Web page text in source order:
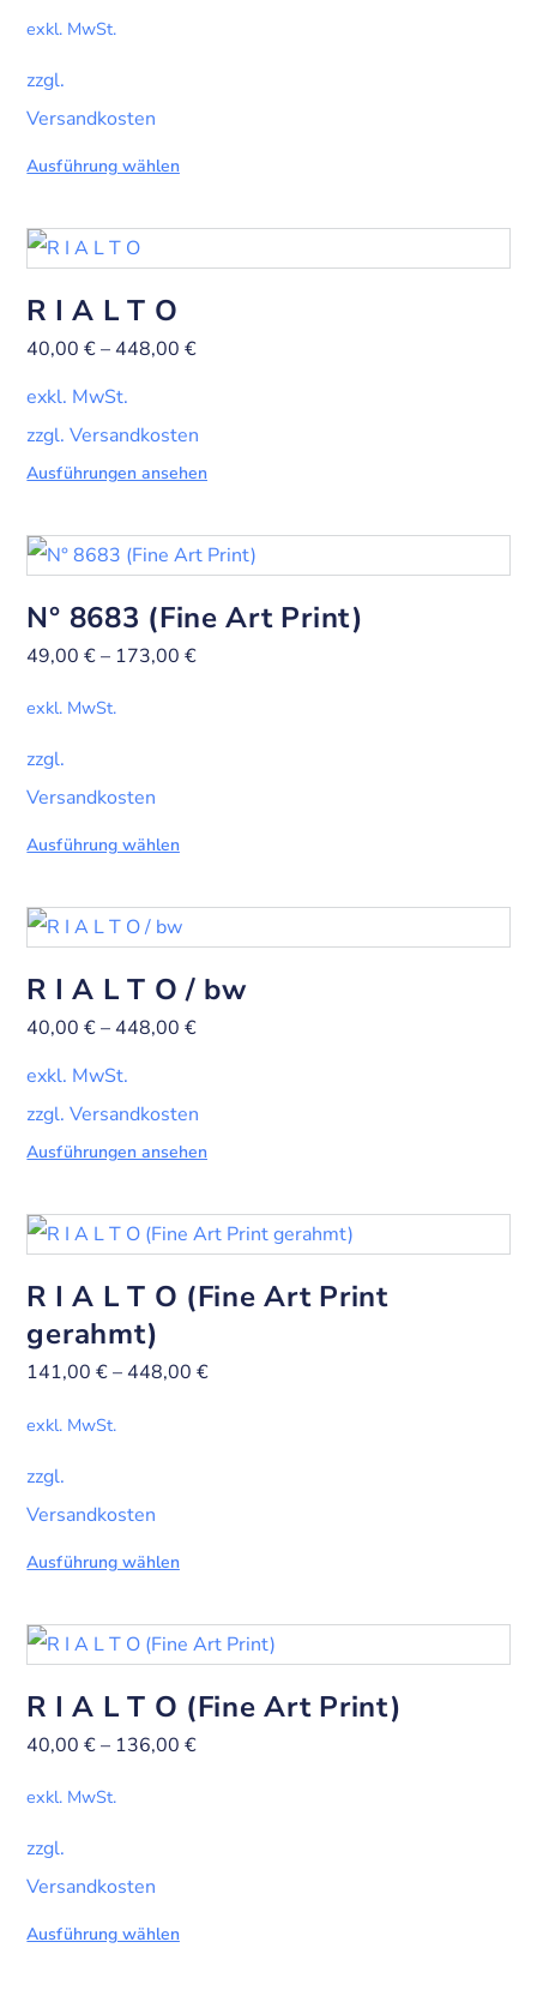
exkl. MwSt.
zzgl.
Versandkosten
Ausführung wählen
R I A L T O
40,00€– 448,00€
exkl. MwSt.
zzgl. Versandkosten
Ausführungen ansehen
N° 8683 (Fine Art Print)
49,00€– 173,00€
exkl. MwSt.
zzgl.
Versandkosten
Ausführung wählen
R I A L T O / bw
40,00€– 448,00€
exkl. MwSt.
zzgl. Versandkosten
Ausführungen ansehen
R I A L T O (Fine Art Print
gerahmt)
141,00€– 448,00€
exkl. MwSt.
zzgl.
Versandkosten
Ausführung wählen
R I A L T O (Fine Art Print)
40,00€– 136,00€
exkl. MwSt.
zzgl.
Versandkosten
Ausführung wählen